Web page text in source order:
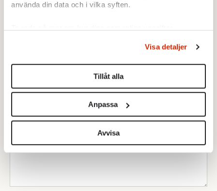
använda din data och i vilka syften.
Du kan ändra eller dra tillbaka ditt samtycke när som
helst från cookie-förklaringen.
Vi använder enhetsidentifierare för att anpassa innehållet
för sociala medier och analysera vår trafik. Vi
vidarebefordrar även sådana identifierare och annan
information från din enhet till de sociala medier och
annons- och analysföretag som vi samarbetar med.
Dessa kan i sin tur kombinera informationen med annan
Visa detaljer
Tillåt alla
Anpassa
Avvisa
Iranska ungdomar trotsade myndigheterna
dansade till »Happy«. De blev gripna av